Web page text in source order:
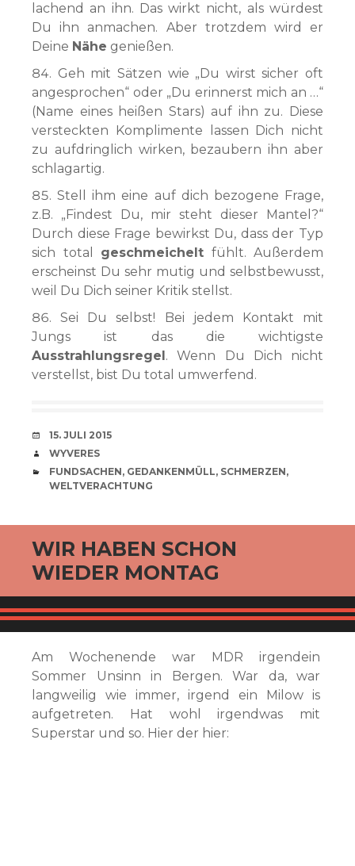
lachend an ihn. Das wirkt nicht, als würdest
Du ihn anmachen. Aber trotzdem wird er
Deine Nähe genießen.
Geh mit Sätzen wie „Du wirst sicher oft
angesprochen“ oder „Du erinnerst mich an …“
(Name eines heißen Stars) auf ihn zu. Diese
versteckten Komplimente lassen Dich nicht
zu aufdringlich wirken, bezaubern ihn aber
schlagartig.
Stell ihm eine auf dich bezogene Frage,
z.B. „Findest Du, mir steht dieser Mantel?“
Durch diese Frage bewirkst Du, dass der Typ
sich total geschmeichelt fühlt. Außerdem
erscheinst Du sehr mutig und selbstbewusst,
weil Du Dich seiner Kritik stellst.
Sei Du selbst! Bei jedem Kontakt mit
Jungs ist das die wichtigste
Ausstrahlungsregel. Wenn Du Dich nicht
verstellst, bist Du total umwerfend.
VERABREDUNG
15. JULI 2015
VERFASSER
WYVERES
CATEGORIES
FUNDSACHEN, GEDANKENMÜLL, SCHMERZEN,
WELTVERACHTUNG
WIR HABEN SCHON
WIEDER MONTAG
Am Wochenende war MDR irgendein
Sommer Unsinn in Bergen. War da, war
langweilig wie immer, irgend ein Milow is
aufgetreten. Hat wohl irgendwas mit
Superstar und so. Hier der hier: